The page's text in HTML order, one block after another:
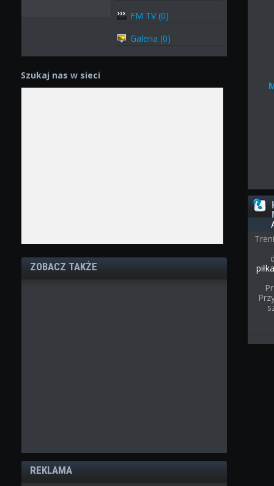
FM TV (0)
Galeria (0)
Szukaj nas w sieci
ZOBACZ TAKŻE
REKLAMA